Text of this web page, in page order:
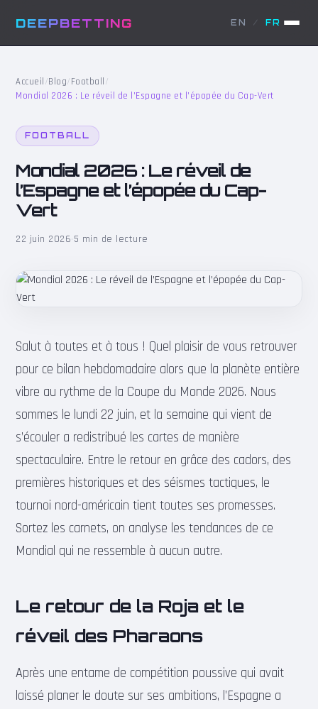
DEEPBETTING EN / FR
Accueil /Blog/Football /
Mondial 2026 : Le réveil de l’Espagne et l’épopée du Cap-Vert
FOOTBALL
Mondial 2026 : Le réveil de
l’Espagne et l’épopée du Cap-
Vert
22 juin 2026·5 min de lecture
Salut à toutes et à tous ! Quel plaisir de vous retrouver
pour ce bilan hebdomadaire alors que la planète entière
vibre au rythme de la Coupe du Monde 2026. Nous
sommes le lundi 22 juin, et la semaine qui vient de
s’écouler a redistribué les cartes de manière
spectaculaire. Entre le retour en grâce des cadors, des
premières historiques et des séismes tactiques, le
tournoi nord-américain tient toutes ses promesses.
Sortez les carnets, on analyse les tendances de ce
Mondial qui ne ressemble à aucun autre.
Le retour de la Roja et le
réveil des Pharaons
Après une entame de compétition poussive qui avait
laissé planer le doute sur ses ambitions, l’Espagne a